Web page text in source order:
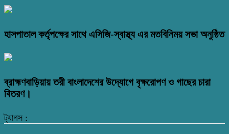
হাসপাতাল কর্তৃপক্ষের সাথে এসিজি-স্বাস্থ্য এর মতবিনিময় সভা অনুষ্ঠিত
ব্রাহ্মণবাড়িয়ায় তরী বাংলাদেশের উদ্যোগে বৃক্ষরোপণ ও গাছের চারা
বিতরণ।
ট্যাগস :